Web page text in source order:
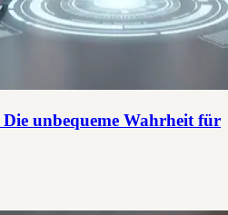
unbequeme Wahrheit für